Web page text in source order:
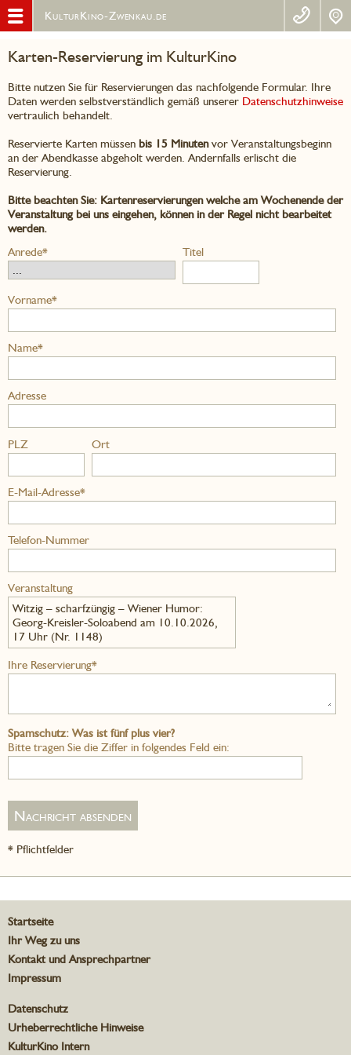
KulturKino-Zwenkau.de
Karten-Reservierung im KulturKino
Bitte nutzen Sie für Reservierungen das nachfolgende Formular. Ihre
Daten werden selbstverständlich gemäß unserer Datenschutzhinweise
vertraulich behandelt.
Reservierte Karten müssen bis 15 Minutenvor Veranstaltungsbeginn
an der Abendkasse abgeholt werden. Andernfalls erlischt die
Reservierung.
Bitte beachten Sie: Kartenreservierungen welche am Wochenende der
Veranstaltung bei uns eingehen, können in der Regel nicht bearbeitet
werden.
Anrede*
Titel
Vorname*
Name*
Adresse
PLZ Ort
E-Mail-Adresse*
Telefon-Nummer
Veranstaltung
Witzig – scharfzüngig – Wiener Humor:
Georg-Kreisler-Soloabend am 10.10.2026,
17 Uhr (Nr. 1148)
Ihre Reservierung*
Spamschutz: Was ist fünf plus vier?
Bitte tragen Sie die Ziffer in folgendes Feld ein:
* Pflichtfelder
Startseite
Ihr Weg zu uns
Kontakt und Ansprechpartner
Impressum
Datenschutz
Urheberrechtliche Hinweise
KulturKino Intern